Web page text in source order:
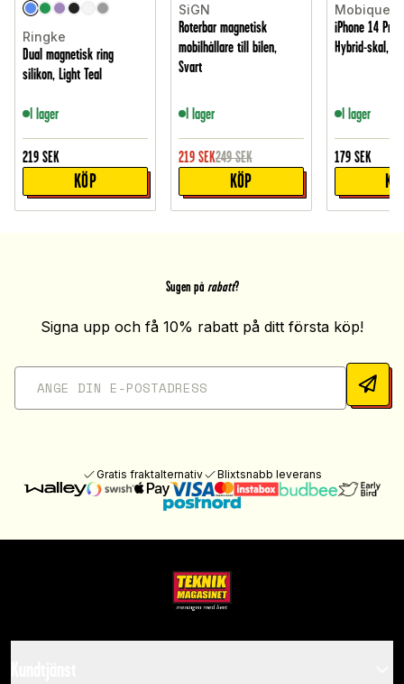
Ringke
Dual magnetisk ring
silikon, Light Teal
I lager
219 SEK
KÖP
SiGN
Roterbar magnetisk
mobilhållare till bilen,
Svart
I lager
219 SEK249 SEK
KÖP
Mobique
iPhone 14 Pro
Hybrid-skal,
I lager
179 SEK
Sugen på rabatt?
Signa upp och få 10% rabatt på ditt första köp!
Gratis fraktalternativ Blixtsnabb leverans